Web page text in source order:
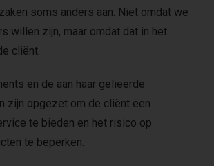
e
e
v
d
o
soms anders aan. Niet omdat we
willen zijn, maar omdat dat in het
cliënt.
en de aan haar gelieerde
zijn opgezet om de cliënt een
te bieden en het risico op
te beperken.